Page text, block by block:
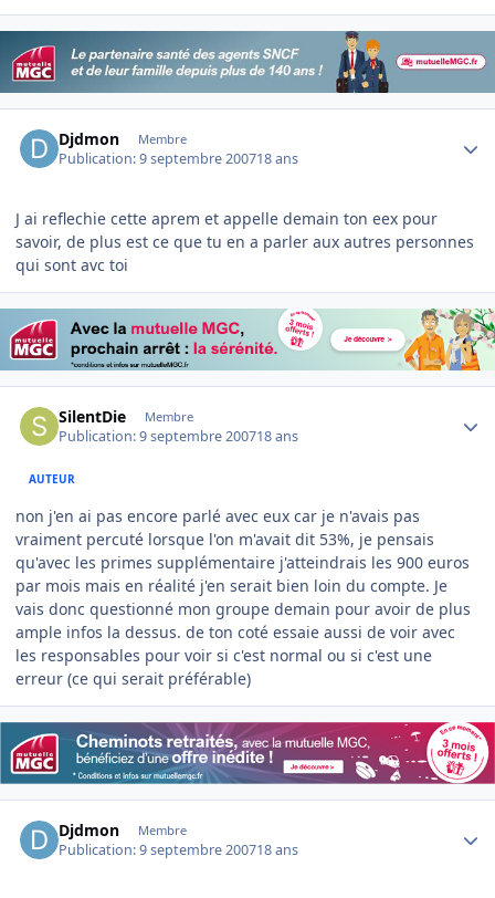
Djdmon Membre
Publication:9 septembre 200718 ans
J ai reflechie cette aprem et appelle demain ton eex pour
savoir, de plus est ce que tu en a parler aux autres personnes
qui sont avc toi
SilentDie Membre
Publication:9 septembre 200718 ans
AUTEUR
non j'en ai pas encore parlé avec eux car je n'avais pas
vraiment percuté lorsque l'on m'avait dit 53%, je pensais
qu'avec les primes supplémentaire j'atteindrais les 900 euros
par mois mais en réalité j'en serait bien loin du compte. Je
vais donc questionné mon groupe demain pour avoir de plus
ample infos la dessus. de ton coté essaie aussi de voir avec
les responsables pour voir si c'est normal ou si c'est une
erreur (ce qui serait préférable)
Djdmon Membre
Publication:9 septembre 200718 ans